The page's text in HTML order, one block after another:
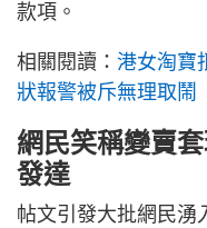
款項。
相關閱讀： 港女淘寶
狀報警被斥無理取鬧
網民笑稱變賣
發達
帖文引發大批網民湧